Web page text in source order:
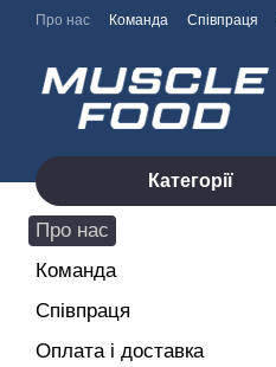
Перейти до основного контенту
Про нас Команда Співпраця
Категорії
Про нас
Команда
Співпраця
Оплата і доставка